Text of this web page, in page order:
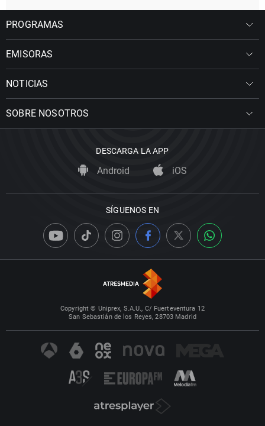
PROGRAMAS
EMISORAS
NOTICIAS
SOBRE NOSOTROS
DESCARGA LA APP
Android iOS
SÍGUENOS EN
Copyright © Uniprex, S.A.U., C/ Fuerteventura 12
San Sebastián de los Reyes, 28703 Madrid